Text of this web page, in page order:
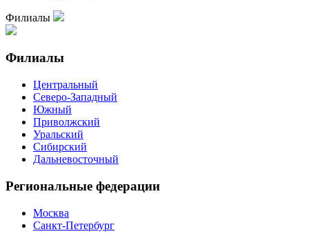
Филиалы
Филиалы
Центральный
Северо-Западный
Южный
Приволжский
Уральский
Сибирский
Дальневосточный
Региональные федерации
Москва
Санкт-Петербург